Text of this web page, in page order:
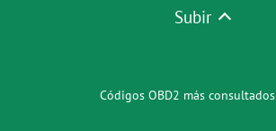
Subir
Códigos OBD2 más consultados